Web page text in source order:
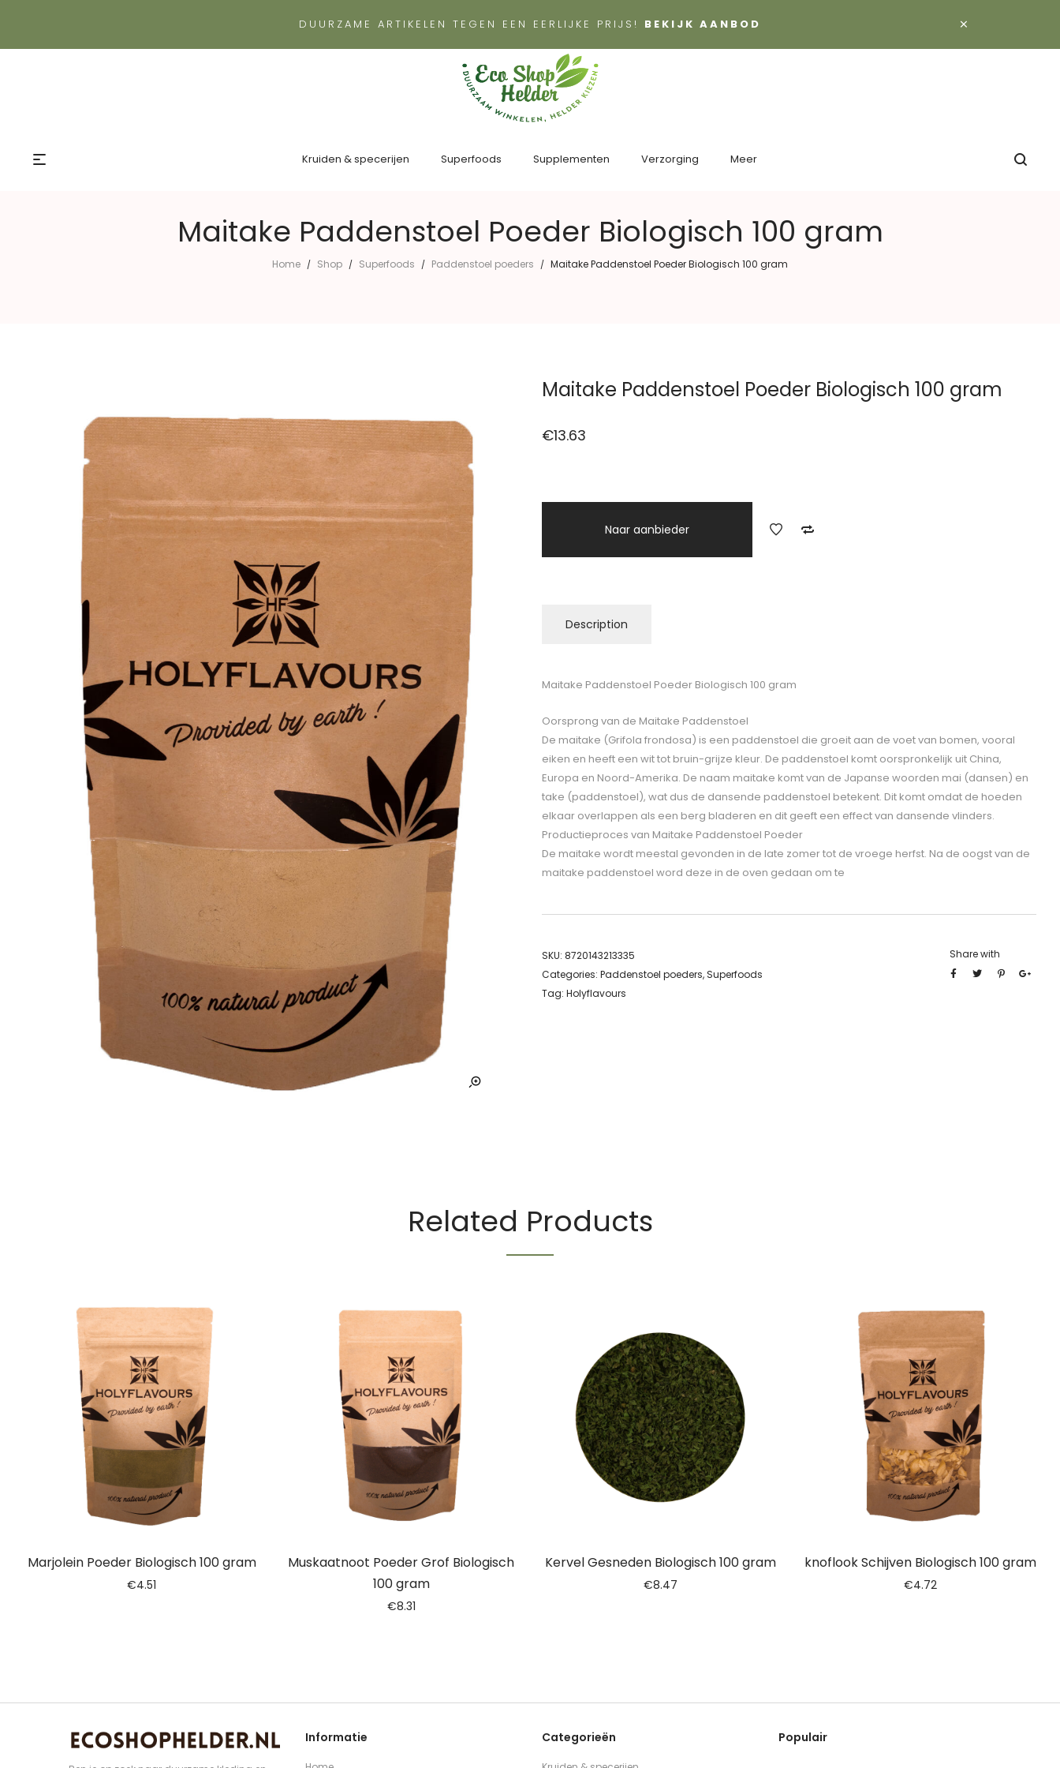
×
DUURZAME ARTIKELEN TEGEN EEN EERLIJKE PRIJS! BEKIJK AANBOD
Kruiden & specerijen Superfoods Supplementen Verzorging Meer
Maitake Paddenstoel Poeder Biologisch 100 gram
Home / Shop / Superfoods / Paddenstoel poeders / Maitake Paddenstoel Poeder Biologisch 100 gram
Maitake Paddenstoel Poeder Biologisch 100 gram
€13.63
Naar aanbieder
Description
Maitake Paddenstoel Poeder Biologisch 100 gram
Oorsprong van de Maitake Paddenstoel
De maitake (Grifola frondosa) is een paddenstoel die groeit aan de voet van bomen, vooral
eiken en heeft een wit tot bruin-grijze kleur. De paddenstoel komt oorspronkelijk uit China,
Europa en Noord-Amerika. De naam maitake komt van de Japanse woorden mai (dansen) en
take (paddenstoel), wat dus de dansende paddenstoel betekent. Dit komt omdat de hoeden
elkaar overlappen als een berg bladeren en dit geeft een effect van dansende vlinders.
Productieproces van Maitake Paddenstoel Poeder
De maitake wordt meestal gevonden in de late zomer tot de vroege herfst. Na de oogst van de
maitake paddenstoel word deze in de oven gedaan om te
SKU: 8720143213335
Categories: Paddenstoel poeders, Superfoods
Tag: Holyflavours
Share with
Related Products
Marjolein Poeder Biologisch 100 gram
€4.51
Muskaatnoot Poeder Grof Biologisch
100 gram
€8.31
Kervel Gesneden Biologisch 100 gram
€8.47
knoflook Schijven Biologisch 100 gram
€4.72
Informatie Categorieën Populair